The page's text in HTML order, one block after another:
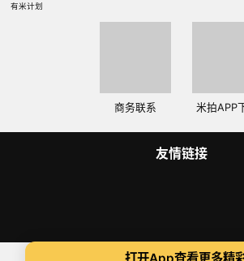
有米计划
商务联系 米拍APP
友情链接
Copyright 2014-2025 米拍（成都）视觉科技有